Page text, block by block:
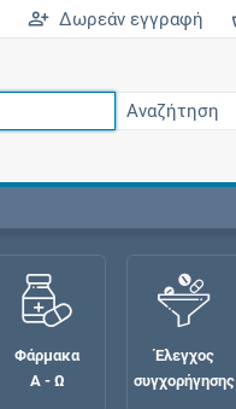
Δωρεάν εγγραφή
Φάρμακα
Α - Ω
Έλεγχος
συγχορήγησης